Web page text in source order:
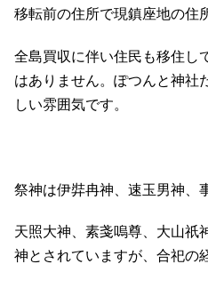
移転前の住所で現鎮座地の住
全島買収に伴い住民も移住し
はありません。ぽつんと神社
しい雰囲気です。
祭神は伊弉冉神、速玉男神、
天照大神、素戔嗚尊、大山祇
神とされていますが、合祀の